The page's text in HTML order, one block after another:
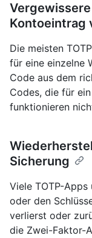
Kontoeintrag
Die meisten
für eine einzelne
Code aus dem
Codes, die für
funktionieren
Sicherung
Viele TOTP-
oder den
verlierst oder
die Zwei-Faktor-